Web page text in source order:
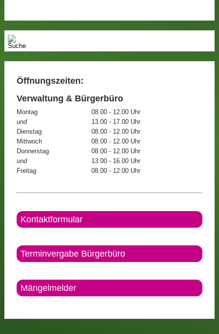
Öffnungszeiten:
Verwaltung & Bürgerbüro
Montag
08.00 - 12.00 Uhr
und
13.00 - 17.00 Uhr
Dienstag
08.00 - 12.00 Uhr
Mittwoch
08.00 - 12.00 Uhr
Donnerstag
08.00 - 12.00 Uhr
und
13.00 - 16.00 Uhr
Freitag
08.00 - 12:00 Uhr
Kontaktformular
Terminvergabe Bürgerbüro
Mängelmelder